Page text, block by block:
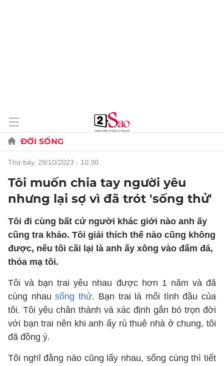
ĐỜI SỐNG
thứ bảy, 28/10/2023 - 10:30
Tôi muốn chia tay người yêu
nhưng lại sợ vì đã trót 'sống thử'
Tôi đi cùng bất cứ người khác giới nào anh ấy
cũng tra khảo. Tôi giải thích thế nào cũng không
được, nếu tôi cãi lại là anh ấy xông vào đấm đá,
thóa mạ tôi.
Tôi và bạn trai yêu nhau được hơn 1 năm và đã
cùng nhausống thử. Bạn trai là mối tình đầu của
tôi. Tôi yêu chân thành và xác định gắn bó trọn đời
với bạn trai nên khi anh ấy rủ thuê nhà ở chung, tôi
đã đồng ý.
Tôi nghĩ đằng nào cũng lấy nhau, sống cùng thì tiết